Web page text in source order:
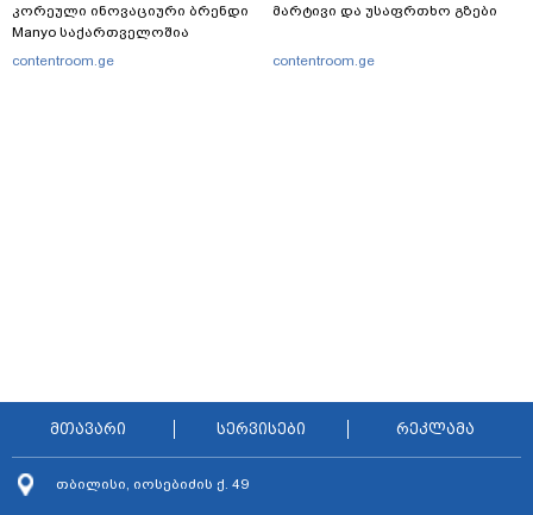
კორეული ინოვაციური ბრენდი
Manyo საქართველოშია
contentroom.ge
მარტივი და უსაფრთხო გზები
contentroom.ge
მთავარი სერვისები რეკლამა
თბილისი, იოსებიძის ქ. 49